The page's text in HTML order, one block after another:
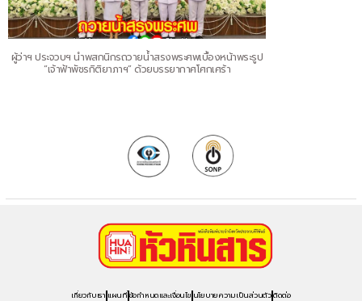
ผู้ว่าฯ ประจวบฯ นำพสกนิกรถวายน้ำสรงพระศพเบื้องหน้าพระรูป
“เจ้าฟ้าพัชรกิติยาภาฯ” ด้วยบรรยากาศโศกเศร้า
เกี่ยวกับเรา แผนที่ ข้อกำหนดและเงื่อนไข นโยบายความเป็นส่วนตัวติดต่อ